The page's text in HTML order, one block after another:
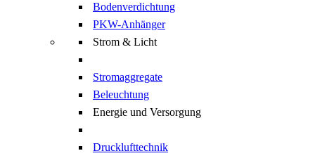
Bodenverdichtung
PKW-Anhänger
Strom & Licht
Stromaggregate
Beleuchtung
Energie und Versorgung
Drucklufttechnik